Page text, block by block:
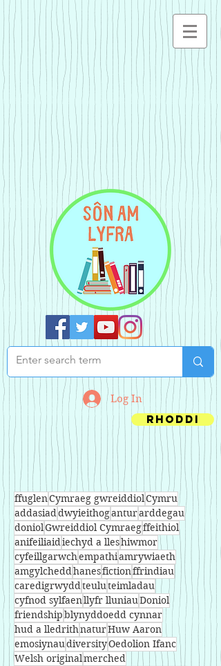
Log In
Rhoddi
ffuglenCymraeg gwreiddiolCymru
addasiaddwyieithoganturarddegau
doniolGwreiddiol Cymraegffeithiol
anifeiliaidiechyd a lleshiwmor
cyfeillgarwchempathiamrywiaeth
amgylcheddhanesfictionffrindiau
caredigrwyddteuluteimladau
cyfnod sylfaenllyfr lluniauDoniol
friendshipblynyddoedd cynnar
hud a lledrithnaturHuw Aaron
emosiynaudiversityOedolion Ifanc
Welsh originalmerched